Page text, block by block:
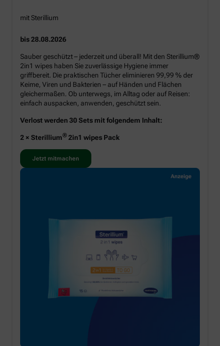
mit Sterillium
bis 28.08.2026
Sauber geschützt – jederzeit und überall! Mit den Sterillium®
2in1 wipes haben Sie zuverlässige Hygiene immer
griffbereit. Die praktischen Tücher eliminieren 99,99 % der
Keime, Viren und Bakterien – auf Händen und Flächen
gleichermaßen. Ob unterwegs, im Alltag oder auf Reisen:
einfach auspacken, anwenden, geschützt sein.
Verlost werden 30 Sets mit folgendem Inhalt:
2 × Sterillium® 2in1 wipes Pack
Jetzt mitmachen